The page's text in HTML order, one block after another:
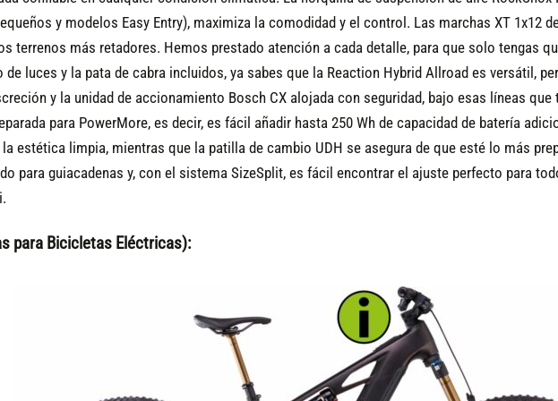
y modelos Easy Entry), maximiza la comodidad y el control. Las marchas XT 1x12
terrenos más retadores. Hemos prestado atención a cada detalle, para que solo tengas
luces y la pata de cabra incluidos, ya sabes que la Reaction Hybrid Allroad es versátil,
y la unidad de accionamiento Bosch CX alojada con seguridad, bajo esas líneas
para PowerMore, es decir, es fácil añadir hasta 250 Wh de capacidad de batería
estética limpia, mientras que la patilla de cambio UDH se asegura de que esté lo más
para guiacadenas y, con el sistema SizeSplit, es fácil encontrar el ajuste perfecto para
para Bicicletas Eléctricas):